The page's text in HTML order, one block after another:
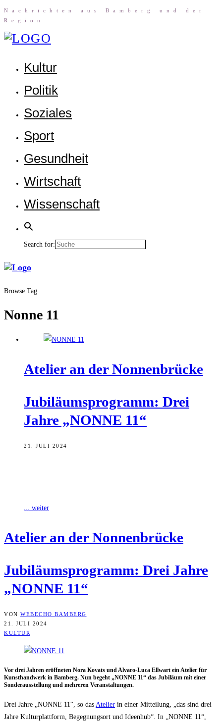
Nach­rich­ten aus Bam­berg und der
Region
Kul­tur
Poli­tik
Sozia­les
Sport
Gesund­heit
Wirt­schaft
Wis­sen­schaft
Search for:
Browse Tag
Nonne 11
Ate­lier an der Nonnenbrücke
Jubi­lä­ums­pro­gramm: Drei
Jah­re „NONNE 11“
21. JULI 2024
... weiter
Ate­lier an der Nonnenbrücke
Jubi­lä­ums­pro­gramm: Drei Jah­re
„NONNE 11“
VON WEBECHO BAMBERG
21. JULI 2024
KULTUR
Vor drei Jah­ren eröff­ne­ten Nora Kovats und Alva­ro-Luca Ell­wart ein Ate­lier für
Kunst­hand­werk in Bam­berg. Nun begeht „NONNE 11“ das Jubi­lä­um mit einer
Son­der­aus­stel­lung und meh­re­ren Veranstaltungen.
Drei Jah­re „NONNE 11“, so das Ate­lier in einer Mit­tei­lung, „das sind drei
Jah­re Kul­tur­platt­form, Begeg­nungs­ort und Ideen­hub“. In „NONNE 11“,